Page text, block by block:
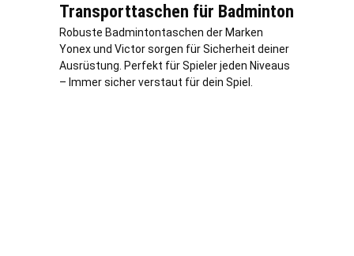
Transporttaschen für Badminton
Robuste Badmintontaschen der Marken
Yonex und Victor sorgen für Sicherheit deiner
Ausrüstung. Perfekt für Spieler jeden Niveaus
– Immer sicher verstaut für dein Spiel.